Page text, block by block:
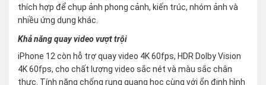
thích hợp để chụp ảnh phong cảnh, kiến trúc, nhóm ảnh và
nhiều ứng dụng khác.
Khả năng quay video vượt trội
iPhone 12 còn hỗ trợ quay video 4K 60fps, HDR Dolby Vision
4K 60fps, cho chất lượng video sắc nét và màu sắc chân
thực. Tính năng chống rung quang học cùng với ổn định hình